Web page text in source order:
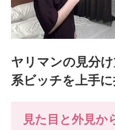
ヤリマンの見分
系ビッチを上手
見た目と外見か